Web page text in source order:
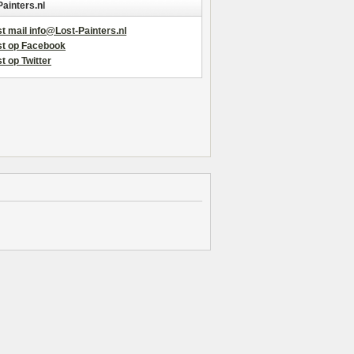
mail info@Lost-Painters.nl
op Facebook
op Twitter